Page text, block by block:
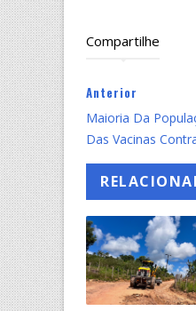
Compartilhe
Anterior
Maioria Da
Das Vacinas